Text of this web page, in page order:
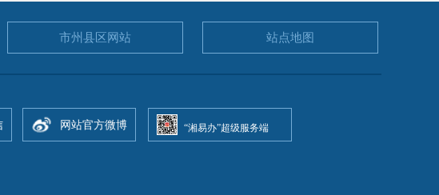
市州县区 网站 站点地图
网站官方微博 “湘易办”超级服务端